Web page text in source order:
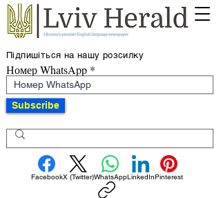
Підпишіться на нашу розсилку
Номер WhatsApp
Subscribe
FacebookX (Twitter)WhatsAppLinkedInPinterest